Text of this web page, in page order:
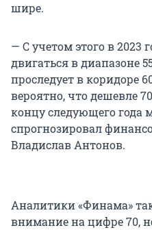
шире.
— С учетом этого в 2023
двигаться в диапазоне
проследует в коридоре
вероятно, что дешевле
концу следующего года
спрогнозировал
Владислав Антонов.
Аналитики «Финама»
внимание на цифре 70,